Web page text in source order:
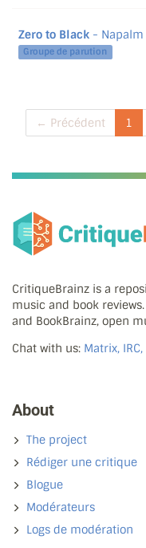
Zero to Black - Napalm
Groupe de parution
← Précédent 1
CritiqueBrainz is a
music and book
and BookBrainz, open
Chat with us: Matrix,
About
The project
Rédiger une critique
Blogue
Modérateurs
Logs de modération